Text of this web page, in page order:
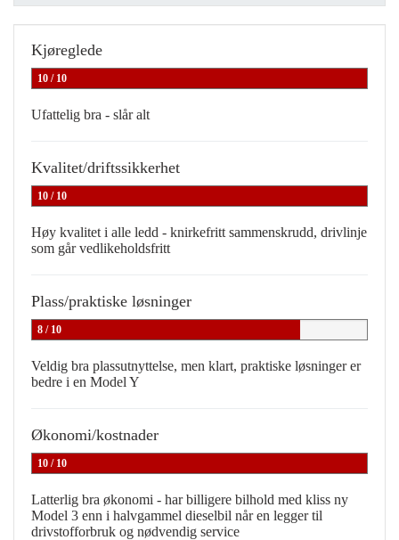
Kjøreglede
10 / 10
Ufattelig bra - slår alt
Kvalitet/driftssikkerhet
10 / 10
Høy kvalitet i alle ledd - knirkefritt sammenskrudd, drivlinje
som går vedlikeholdsfritt
Plass/praktiske løsninger
8 / 10
Veldig bra plassutnyttelse, men klart, praktiske løsninger er
bedre i en Model Y
Økonomi/kostnader
10 / 10
Latterlig bra økonomi - har billigere bilhold med kliss ny
Model 3 enn i halvgammel dieselbil når en legger til
drivstofforbruk og nødvendig service